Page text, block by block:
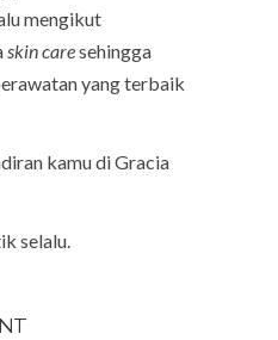
mengikut
skin caresehingga
yang terbaik
kamu di Gracia
selalu.